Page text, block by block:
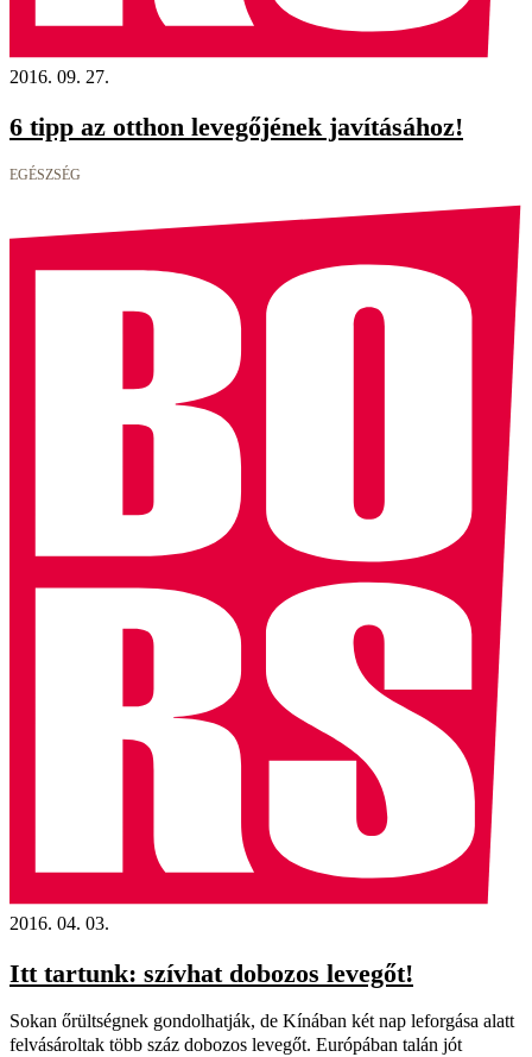
2016. 09. 27.
6 tipp az otthon levegőjének javításához!
EGÉSZSÉG
2016. 04. 03.
Itt tartunk: szívhat dobozos levegőt!
Sokan őrültségnek gondolhatják, de Kínában két nap leforgása alatt
felvásároltak több száz dobozos levegőt. Európában talán jót